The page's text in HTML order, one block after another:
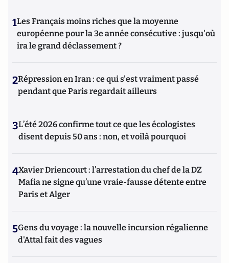
1Les Français moins riches que la moyenne
européenne pour la 3e année consécutive : jusqu'où
ira le grand déclassement ?
2Répression en Iran : ce qui s'est vraiment passé
pendant que Paris regardait ailleurs
3L’été 2026 confirme tout ce que les écologistes
disent depuis 50 ans : non, et voilà pourquoi
4Xavier Driencourt : l’arrestation du chef de la DZ
Mafia ne signe qu’une vraie-fausse détente entre
Paris et Alger
5Gens du voyage : la nouvelle incursion régalienne
d'Attal fait des vagues